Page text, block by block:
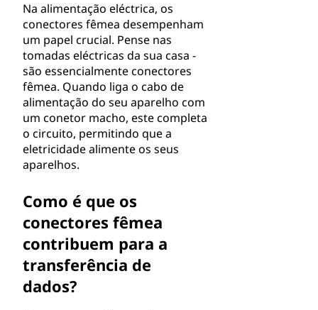
Na alimentação eléctrica, os
conectores fêmea desempenham
um papel crucial. Pense nas
tomadas eléctricas da sua casa -
são essencialmente conectores
fêmea. Quando liga o cabo de
alimentação do seu aparelho com
um conetor macho, este completa
o circuito, permitindo que a
eletricidade alimente os seus
aparelhos.
Como é que os
conectores fêmea
contribuem para a
transferência de
dados?